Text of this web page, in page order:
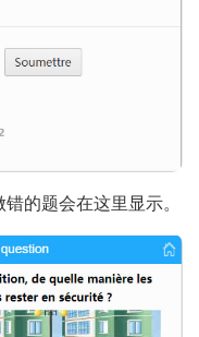
的题会在这里显示。